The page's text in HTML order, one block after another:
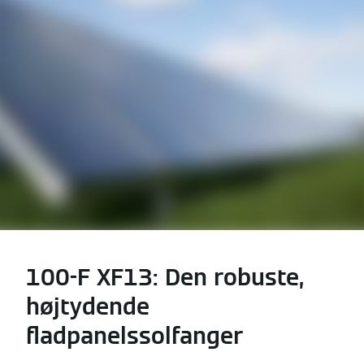
100-F XF13: Den robuste,
højtydende
fladpanelssolfanger